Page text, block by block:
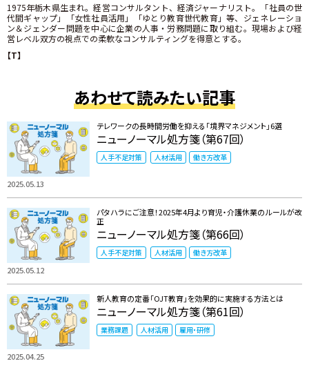
1975年栃木県生まれ。経営コンサルタント、経済ジャーナリスト。「社員の世
代間ギャップ」「女性社員活用」「ゆとり教育世代教育」等、ジェネレーショ
ン＆ジェンダー問題を中心に企業の人事・労務問題に取り組む。現場および経
営レベル双方の視点での柔軟なコンサルティングを得意とする。
【T】
あわせて読みたい記事
2025.05.13
テレワークの長時間労働を抑える「境界マネジメント」6選
ニューノーマル処方箋（第67回）
人手不足対策 人材活用 働き方改革
2025.05.12
パタハラにご注意！2025年4月より育児・介護休業のルールが改
正
ニューノーマル処方箋（第66回）
人手不足対策 人材活用 働き方改革
2025.04.25
新人教育の定番「OJT教育」を効果的に実施する方法とは
ニューノーマル処方箋（第61回）
業務課題 人材活用 雇用・研修